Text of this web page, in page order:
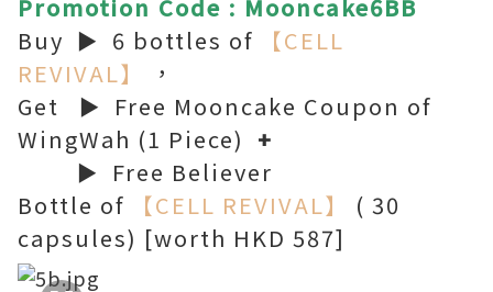
Promotion Code : Mooncake6BB
Buy ► 6 bottles of
【CELL
REVIVAL】
，
Get ► Free Mooncake Coupon of
WingWah (1 Piece) +
► Free Believer
Bottle of
【CELL REVIVAL】
( 30
capsules) [worth HKD 587]